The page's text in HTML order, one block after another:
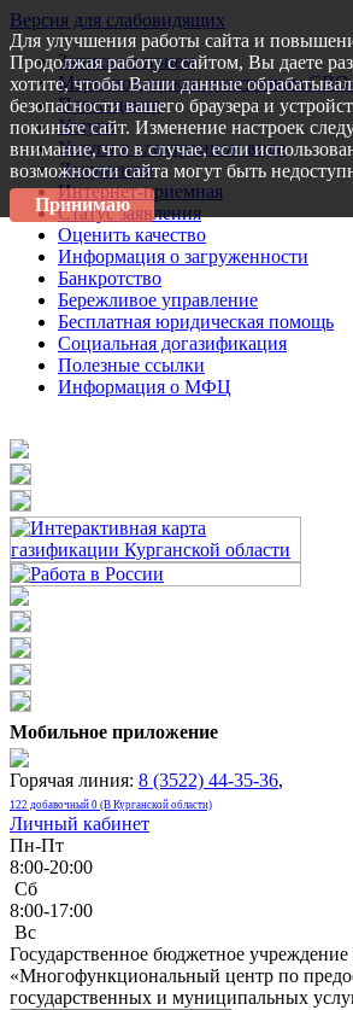
Версия для слабовидящих
Запись на прием
Меры поддержки участникам СВО
Пресс-центр
Услуги
Услуги в электронном виде
Документы
Интернет-приемная
Статус заявления
Оценить качество
Информация о загруженности
Банкротство
Бережливое управление
Бесплатная юридическая помощь
Социальная догазификация
Полезные ссылки
Информация о МФЦ
Мобильное приложение
Горячая линия: 8 (3522) 44-35-36,
122 добавочный 0 (В Курганской области)
Личный кабинет
Пн-Пт
8:00-20:00
Сб
8:00-17:00
Bc
Государственное бюджетное учреждение
«Многофункциональный центр по
государственных и муниципальных
Для улучшения работы сайта и
Продолжая работу с сайтом, Вы даете
хотите, чтобы Ваши данные
безопасности вашего браузера и
покиньте сайт. Изменение настроек
внимание, что в случае, если
возможности сайта могут быть
Принимаю